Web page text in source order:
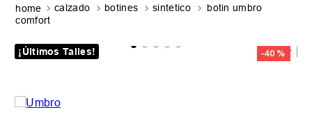
calzado botines sintetico
botin umbro
comfort
¡Últimos Talles! -40 %
2.
zapatillas